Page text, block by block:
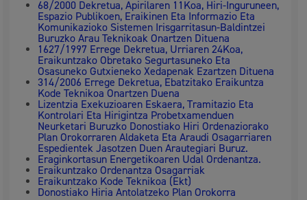
68/2000 Dekretua, Apirilaren 11Koa, Hiri-Inguruneen,
Espazio Publikoen, Eraikinen Eta Informazio Eta
Komunikazioko Sistemen Irisgarritasun-Baldintzei
Buruzko Arau Teknikoak Onartzen Dituena
1627/1997 Errege Dekretua, Urriaren 24Koa,
Eraikuntzako Obretako Segurtasuneko Eta
Osasuneko Gutxieneko Xedapenak Ezartzen Dituena
314/2006 Errege Dekretua, Ebatzitako Eraikuntza
Kode Teknikoa Onartzen Duena
Lizentzia Exekuzioaren Eskaera, Tramitazio Eta
Kontrolari Eta Hirigintza Probetxamenduen
Neurketari Buruzko Donostiako Hiri Ordenaziorako
Plan Orokorraren Aldaketa Eta Araudi Osagarriaren
Espedientek Jasotzen Duen Arautegiari Buruz.
Eraginkortasun Energetikoaren Udal Ordenantza.
Eraikuntzako Ordenantza Osagarriak
Eraikuntzako Kode Teknikoa (Ekt)
Donostiako Hiria Antolatzeko Plan Orokorra